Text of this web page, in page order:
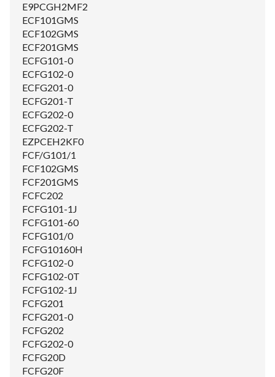
E9PCGH2MF2
ECF101GMS
ECF102GMS
ECF201GMS
ECFG101-0
ECFG102-0
ECFG201-0
ECFG201-T
ECFG202-0
ECFG202-T
EZPCEH2KF0
FCF/G101/1
FCF102GMS
FCF201GMS
FCFC202
FCFG101-1J
FCFG101-60
FCFG101/0
FCFG10160H
FCFG102-0
FCFG102-0T
FCFG102-1J
FCFG201
FCFG201-0
FCFG202
FCFG202-0
FCFG20D
FCFG20F